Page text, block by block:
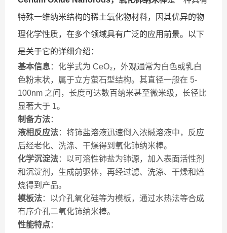
特殊一维纳米结构的稀土氧化物材料，因其优异的物
理化学性质，在多个领域具有广泛的应用前景。以下
是关于它的详细介绍：
基本信息：化学式为 CeO₂，外观通常为白色或乳白
色粉末状，属于立方萤石型结构。其直径一般在 5-
100nm 之间，长度可达数百纳米甚至微米级，长径比
显著大于 1。
制备方法：
液相反应法：将铈盐溶液迅速倒入浓碱溶液中，反应
后经老化、洗涤、干燥得到氧化铈纳米棒。
化学沉淀法：以可溶性铈盐为铈源，加入表面活性剂
和沉淀剂，生成前驱体，再经过滤、洗涤、干燥和焙
烧得到产品。
模板法：以介孔氧化硅等为模板，通过水热法等合成
有序介孔二氧化铈纳米棒。
性能特点：